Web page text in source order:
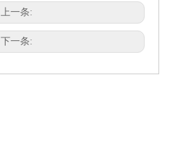
上一条:
下一条: